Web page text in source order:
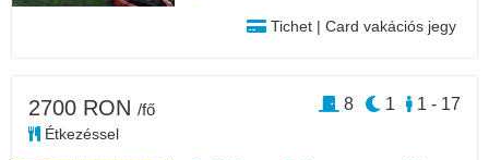
Tichet | Card vakációs jegy
2700 RON /fő
Étkezéssel
1 - 17
1
8